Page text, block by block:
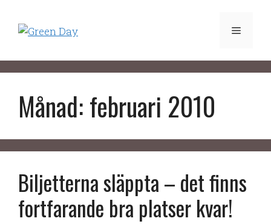
innehåll
Meny
Månad:februari 2010
Biljetterna släppta – det finns
fortfarande bra platser kvar!